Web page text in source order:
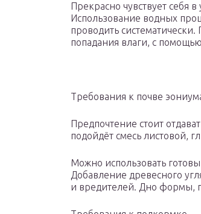
Прекрасно чувствует себя
Использование водных
проводить
попадания влаги, с
Требования к почве
Предпочтение стоит
подойдёт смесь листовой,
Можно использовать
Добавление древесного
и вредителей. Дно формы,